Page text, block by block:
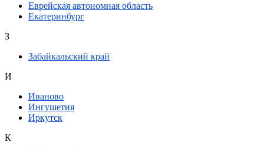
Еврейская автономная область
Екатеринбург
З
Забайкальский край
И
Иваново
Ингушетия
Иркутск
К